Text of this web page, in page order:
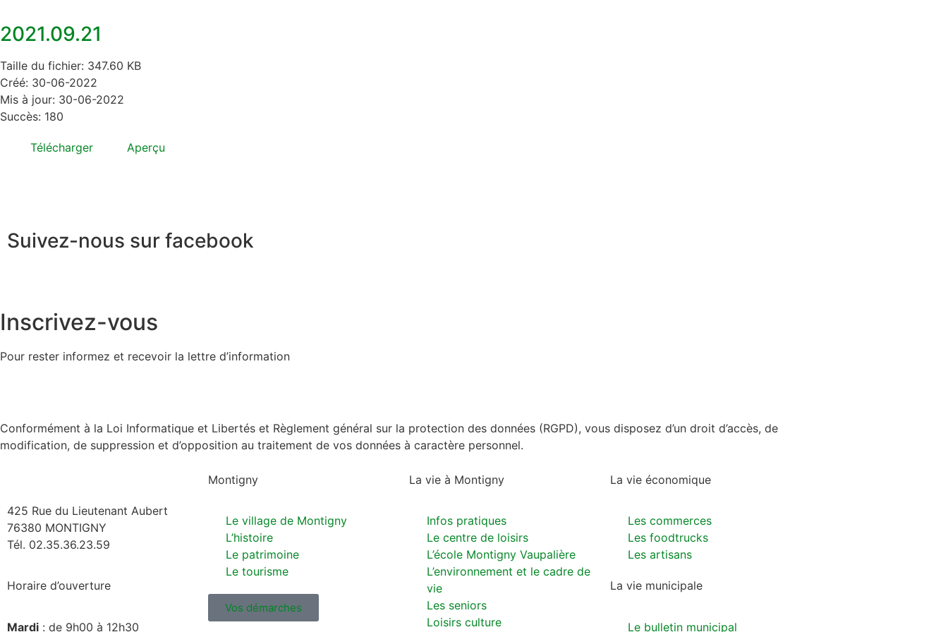
2021.09.21
Taille du fichier: 347.60 KB
Créé: 30-06-2022
Mis à jour: 30-06-2022
Succès: 180
Télécharger Aperçu
Suivez-nous sur facebook
Inscrivez-vous
Pour rester informez et recevoir la lettre d’information
Conformément à la Loi Informatique et Libertés et Règlement général sur la protection des données (RGPD), vous disposez d’un droit d’accès, de
modification, de suppression et d’opposition au traitement de vos données à caractère personnel.
425 Rue du Lieutenant Aubert
76380 MONTIGNY
Tél. 02.35.36.23.59
Horaire d’ouverture
Mardi : de 9h00 à 12h30
Montigny
Le village de Montigny
L’histoire
Le patrimoine
Le tourisme
Vos démarches
La vie à Montigny
Infos pratiques
Le centre de loisirs
L’école Montigny Vaupalière
L’environnement et le cadre de
vie
Les seniors
Loisirs culture
La vie économique
Les commerces
Les foodtrucks
Les artisans
La vie municipale
Le bulletin municipal